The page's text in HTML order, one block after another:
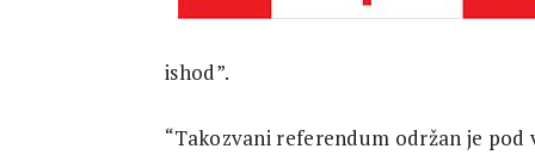
ishod”.
“Takozvani referendum održan je